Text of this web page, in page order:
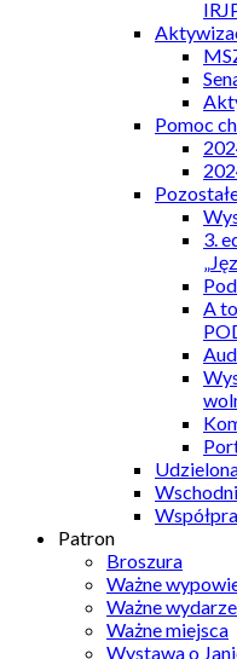
Pomoc
3.
A
Patron
Broszura
Ważne
Ważne
Ważne miejsca
Wystawa o